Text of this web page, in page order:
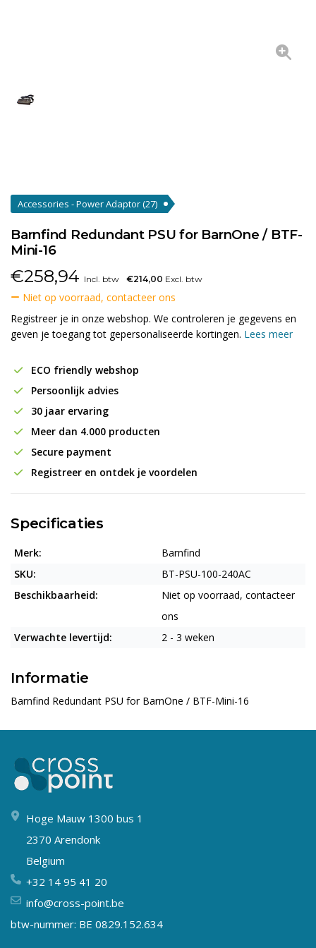
Accessories - Power Adaptor(27)
Barnfind Redundant PSU for BarnOne / BTF-
Mini-16
€258,94 Incl. btw €214,00 Excl. btw
Niet op voorraad, contacteer ons
Registreer je in onze webshop. We controleren je gegevens en
geven je toegang tot gepersonaliseerde kortingen. Lees meer
ECO friendly webshop
Persoonlijk advies
30 jaar ervaring
Meer dan 4.000 producten
Secure payment
Registreer en ontdek je voordelen
Specificaties
Merk:
Barnfind
SKU:
BT-PSU-100-240AC
Beschikbaarheid:
Niet op voorraad, contacteer
ons
Verwachte levertijd:
2 - 3 weken
Informatie
Barnfind Redundant PSU for BarnOne / BTF-Mini-16
Hoge Mauw 1300 bus 1
2370 Arendonk
Belgium
+32 14 95 41 20
info@cross-point.be
btw-nummer: BE 0829.152.634